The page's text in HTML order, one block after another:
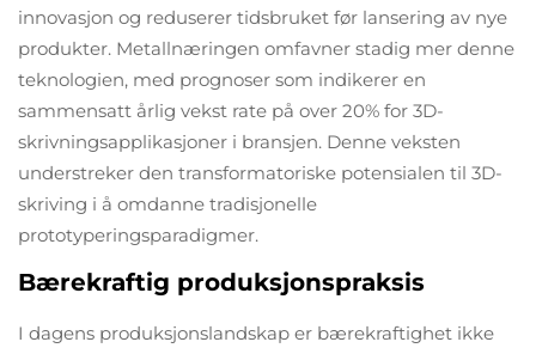
innovasjon og reduserer tidsbruket før lansering av nye
produkter. Metallnæringen omfavner stadig mer denne
teknologien, med prognoser som indikerer en
sammensatt årlig vekst rate på over 20% for 3D-
skrivningsapplikasjoner i bransjen. Denne veksten
understreker den transformatoriske potensialen til 3D-
skriving i å omdanne tradisjonelle
prototyperingsparadigmer.
Bærekraftig produksjonspraksis
I dagens produksjonslandskap er bærekraftighet ikke